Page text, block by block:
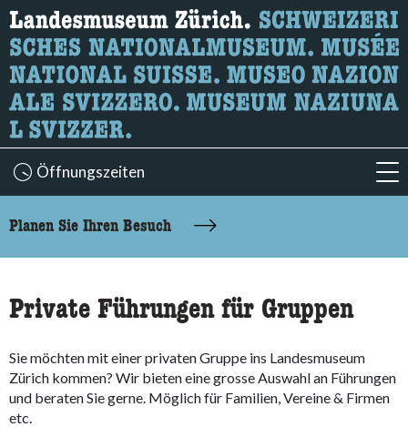
Wonach suchen Sie?
Hier können Sie nach Inhalten der Seite suchen.
Öffnungszeiten
Planen Sie Ihren Besuch
Private Führungen für Gruppen
Sie möchten mit einer privaten Gruppe ins Landesmuseum
Zürich kommen? Wir bieten eine grosse Auswahl an Führungen
und beraten Sie gerne. Möglich für Familien, Vereine & Firmen
etc.